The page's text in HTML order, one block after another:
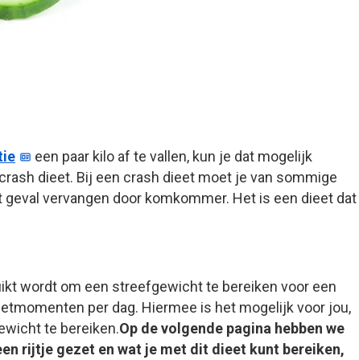
een paar kilo af te vallen, kun je dat mogelijk
dieet. Bij een crash dieet moet je van sommige
vervangen door komkommer. Het is een dieet dat
wordt om een streefgewicht te bereiken voor een
per dag. Hiermee is het mogelijk voor jou,
te bereiken.Op de volgende pagina hebben we
rijtje gezet en wat je met dit dieet kunt bereiken,